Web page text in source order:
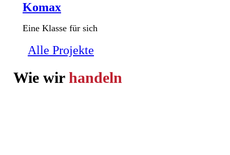
Komax
Eine Klasse für sich
Alle Projekte
Wie wir handeln